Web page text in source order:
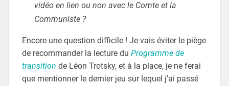
vidéo en lien ou non avec le Comte et la
Communiste ?
Encore une question difficile ! Je vais éviter le piège
de recommander la lecture du Programme de
transition de Léon Trotsky, et à la place, je ne ferai
que mentionner le dernier jeu sur lequel j’ai passé